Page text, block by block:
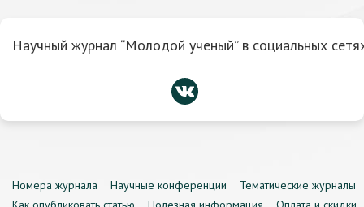
Научный журнал “Молодой ученый” в социальных
Номера журнала Научные конференции
Тематические журналы